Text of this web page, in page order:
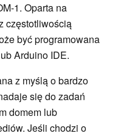
1. Oparta na
częstotliwością
być programowana
Arduino IDE.
z myślą o bardzo
się do zadań
domem lub
Jeśli chodzi o